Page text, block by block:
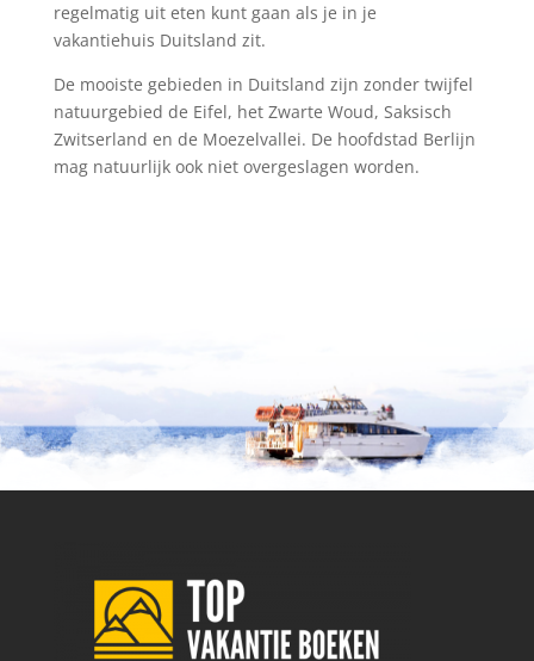
regelmatig uit eten kunt gaan als je in je
vakantiehuis Duitsland zit.
De mooiste gebieden in Duitsland zijn zonder twijfel
natuurgebied de Eifel, het Zwarte Woud, Saksisch
Zwitserland en de Moezelvallei. De hoofdstad Berlijn
mag natuurlijk ook niet overgeslagen worden.